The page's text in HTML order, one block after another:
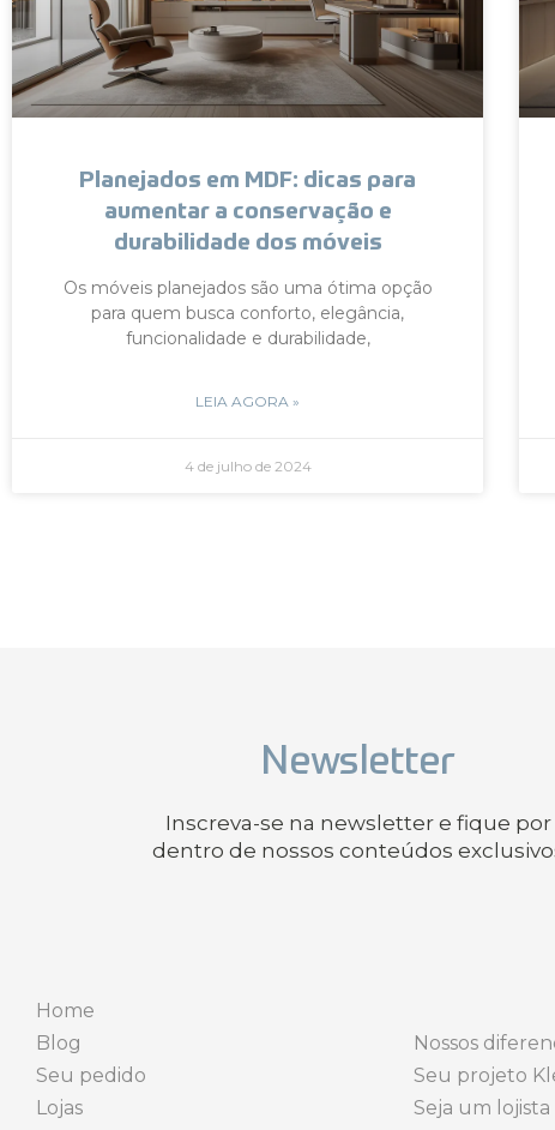
Planejados em MDF: dicas para
aumentar a conservação e
durabilidade dos móveis
Os móveis planejados são uma ótima opção
para quem busca conforto, elegância,
funcionalidade e durabilidade,
LEIA AGORA »
4 de julho de 2024
Newsletter
Inscreva-se na newsletter e fique por
dentro de nossos conteúdos
Home
Blog
Seu pedido
Lojas
Nossos
Seu projeto
Seja um lojista